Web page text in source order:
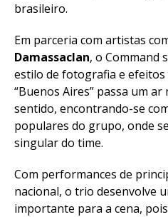
brasileiro.
Em parceria com artistas
Damassaclan, o Command
estilo de fotografia e efeitos
“Buenos Aires” passa um
sentido, encontrando-se
populares do grupo, onde
singular do time.
Com performances de
nacional, o trio desenvolve
importante para a cena,